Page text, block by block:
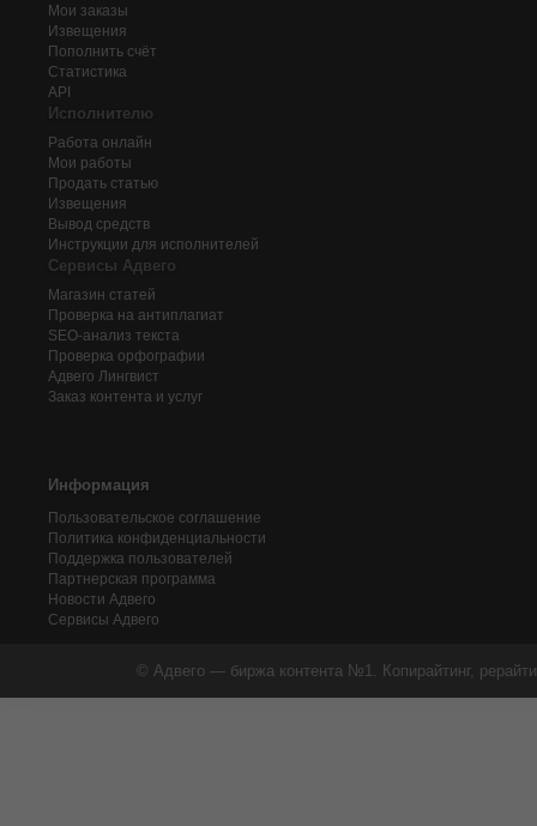
Мои заказы
Извещения
Пополнить счёт
Статистика
API
Исполнителю
Работа онлайн
Мои работы
Продать статью
Извещения
Вывод средств
Инструкции для исполнителей
Сервисы Адвего
Магазин статей
Проверка на антиплагиат
SEO-анализ текста
Проверка орфографии
Адвего Лингвист
Заказ контента и услуг
Информация
Пользовательское соглашение
Политика конфиденциальности
Поддержка пользователей
Партнерская программа
Новости Адвего
Сервисы Адвего
© Адвего — биржа контента №1. Копирайтинг,